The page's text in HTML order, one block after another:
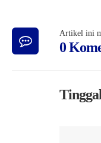
Artikel ini
0